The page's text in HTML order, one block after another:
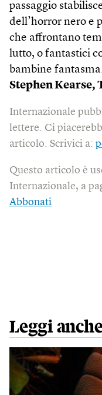
passaggio
dell’horror nero e
che affrontano
lutto, o fantastici
bambine
Stephen Kearse,
Internazionale
lettere. Ci
articolo. Scrivici a:
Questo articolo è
Internazionale, a
Abbonati
Leggi